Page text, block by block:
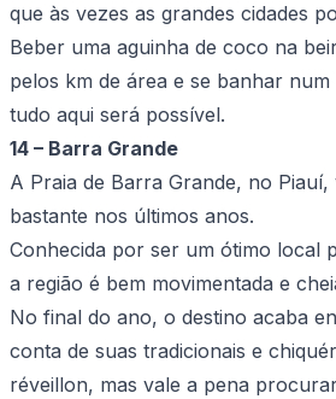
que às vezes as grandes cidades
Beber uma aguinha de coco na
pelos km de área e se banhar
tudo aqui será possível.
14 – Barra Grande
A Praia de Barra Grande, no Piauí,
bastante nos últimos anos.
Conhecida por ser um ótimo local
a região é bem movimentada e
No final do ano, o destino acaba
conta de suas tradicionais e
réveillon, mas vale a pena